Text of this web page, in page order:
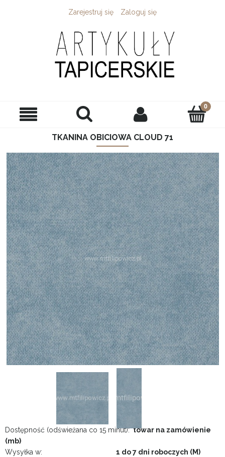
Zarejestruj się Zaloguj się
TKANINA OBICIOWA CLOUD 71
Dostępność (odświeżana co 15 minut): towar na zamówienie
(mb)
Wysyłka w:
1 do 7 dni roboczych (M)